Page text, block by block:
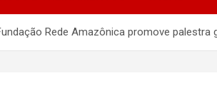
de
Rede Amazônica promove